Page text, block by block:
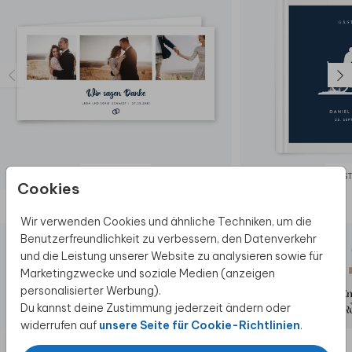
Cookies
Wir verwenden Cookies und ähnliche Techniken, um die
Benutzerfreundlichkeit zu verbessern, den Datenverkehr
und die Leistung unserer Website zu analysieren sowie für
Marketingzwecke und soziale Medien (anzeigen
personalisierter Werbung).
Du kannst deine Zustimmung jederzeit ändern oder
widerrufen auf unsere Seite für Cookie-Richtlinien.